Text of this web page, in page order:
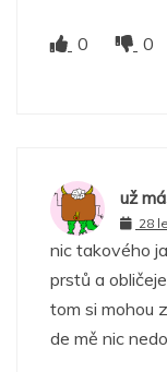
0 0
už
28
nic takového
prstů a
tom si mohou
de mě nic